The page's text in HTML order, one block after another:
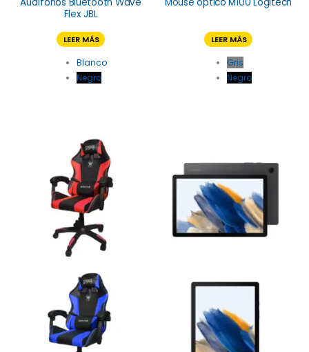
Flex JBL
LEER MÁS
Blanco
Negro
LEER MÁS
Gris
Negro